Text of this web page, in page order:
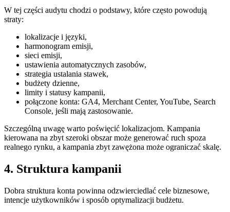
W tej części audytu chodzi o podstawy, które często powodują
straty:
lokalizacje i języki,
harmonogram emisji,
sieci emisji,
ustawienia automatycznych zasobów,
strategia ustalania stawek,
budżety dzienne,
limity i statusy kampanii,
połączone konta: GA4, Merchant Center, YouTube, Search
Console, jeśli mają zastosowanie.
Szczególną uwagę warto poświęcić lokalizacjom. Kampania
kierowana na zbyt szeroki obszar może generować ruch spoza
realnego rynku, a kampania zbyt zawężona może ograniczać skalę.
4. Struktura kampanii
Dobra struktura konta powinna odzwierciedlać cele biznesowe,
intencje użytkowników i sposób optymalizacji budżetu.